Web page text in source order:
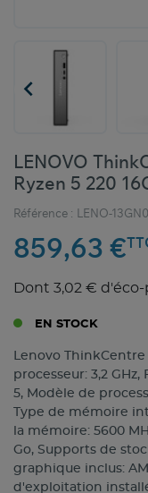

LENOVO
Ryzen 5 220
Référence : LENO-
859,63 €
Dont 3,02 €
EN STOCK
Lenovo
processeur: 3,2
5, Modèle de
Type de mémoire
la mémoire: 5600
Go, Supports de
graphique inclus:
d'exploitation